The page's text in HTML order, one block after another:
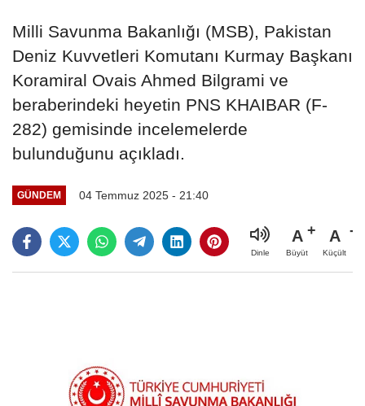
Milli Savunma Bakanlığı (MSB), Pakistan
Deniz Kuvvetleri Komutanı Kurmay Başkanı
Koramiral Ovais Ahmed Bilgrami ve
beraberindeki heyetin PNS KHAIBAR (F-
282) gemisinde incelemelerde
bulunduğunu açıkladı.
GÜNDEM 04 Temmuz 2025 - 21:40
Dinle
A
Büyüt
A
Küçült